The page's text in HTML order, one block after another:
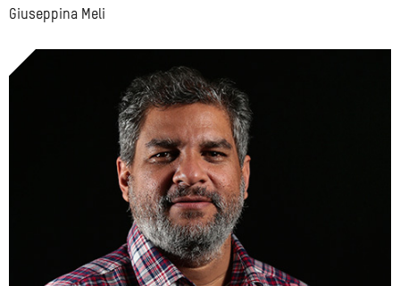
Giuseppina Meli